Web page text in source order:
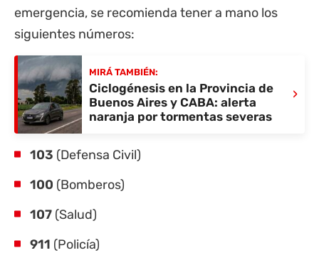
emergencia, se recomienda tener a mano los
siguientes números:
MIRÁ TAMBIÉN:
Ciclogénesis en la Provincia de
Buenos Aires y CABA: alerta
naranja por tormentas severas
›
103 (Defensa Civil)
100 (Bomberos)
107 (Salud)
911 (Policía)